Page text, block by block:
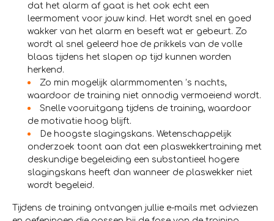
dat het alarm af gaat is het ook echt een
leermoment voor jouw kind. Het wordt snel en goed
wakker van het alarm en beseft wat er gebeurt. Zo
wordt al snel geleerd hoe de prikkels van de volle
blaas tijdens het slapen op tijd kunnen worden
herkend.
Zo min mogelijk alarmmomenten ’s nachts,
waardoor de training niet onnodig vermoeiend wordt.
Snelle vooruitgang tijdens de training, waardoor
de motivatie hoog blijft.
De hoogste slagingskans. Wetenschappelijk
onderzoek toont aan dat een plaswekkertraining met
deskundige begeleiding een substantieel hogere
slagingskans heeft dan wanneer de plaswekker niet
wordt begeleid.
Tijdens de training ontvangen jullie e-mails met adviezen